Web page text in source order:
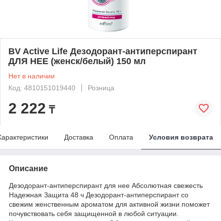
BV Active Life Дезодорант-антиперспирант
ДЛЯ НЕЕ (женск/белый) 150 мл
Нет в наличии
Код: 4810151019440
Розница
2 222 ₸
Доставка Оплата Условия возврата
Описание
Дезодорант-антиперспирант для нее Абсолютная свежесть
Надежная Защита 48 ч Дезодорант-антиперспирант со
свежим женственным ароматом для активной жизни поможет
почувствовать себя защищенной в любой ситуации.